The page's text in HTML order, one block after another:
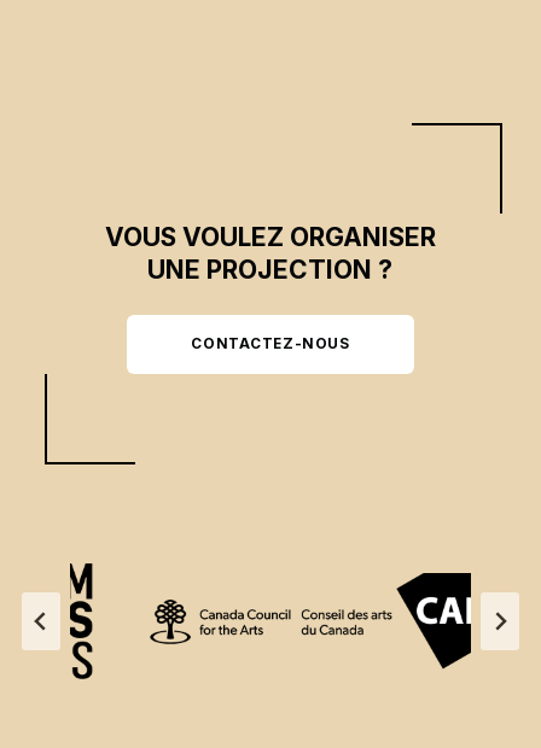
VOUS VOULEZ ORGANISER
UNE PROJECTION ?
CONTACTEZ-NOUS